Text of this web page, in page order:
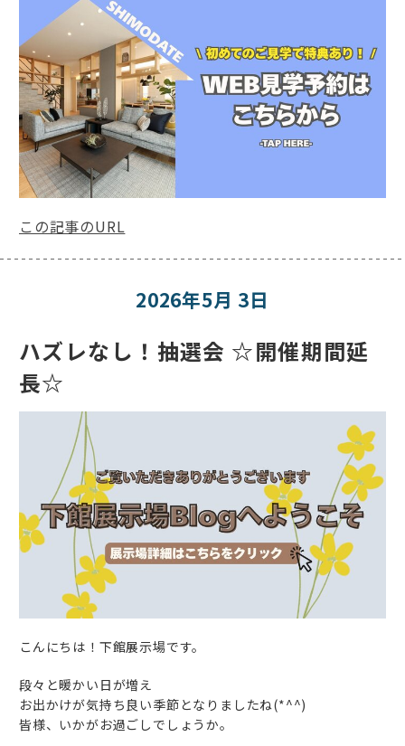
この記事のURL
2026年5月 3日
ハズレなし！抽選会 ☆開催期間延
長☆
こんにちは！下館展示場です。
段々と暖かい日が増え
お出かけが気持ち良い季節となりましたね(*^^)
皆様、いかがお過ごしでしょうか。